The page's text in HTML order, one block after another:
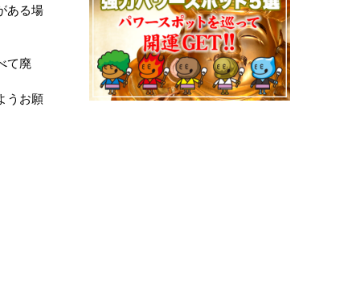
ある場
て廃
うお願